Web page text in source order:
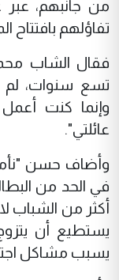
من جانبهم،
تفاؤلهم بافتتاح
تسع سنوات،
وإنما كنت
عائلتي".
وأضاف حسن
في الحد من
أكثر من الشباب
يستطيع أن
يسبب مشاكل